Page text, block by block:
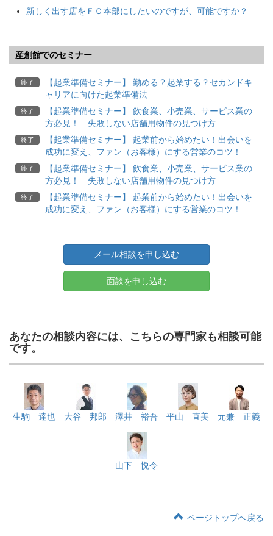
新しく出す店をＦＣ本部にしたいのですが、可能ですか？
産創館でのセミナー
終了
【起業準備セミナー】 勤める？起業する？セカンドキ
ャリアに向けた起業準備法
終了
【起業準備セミナー】 飲食業、小売業、サービス業の
方必見！ 失敗しない店舗用物件の見つけ方
終了
【起業準備セミナー】 起業前から始めたい！出会いを
成功に変え、ファン（お客様）にする営業のコツ！
終了
【起業準備セミナー】 飲食業、小売業、サービス業の
方必見！ 失敗しない店舗用物件の見つけ方
終了
【起業準備セミナー】 起業前から始めたい！出会いを
成功に変え、ファン（お客様）にする営業のコツ！
メール相談を申し込む
面談を申し込む
あなたの相談内容には、こちらの専門家も相談可能
です。
生駒 達也 大谷 邦郎 澤井 裕吾 平山 直美 元兼 正義
山下 悦令
ページトップへ戻る